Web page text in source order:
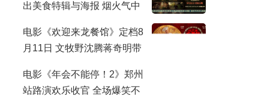
出美食特辑与海报 烟火气中
电影《欢迎来龙餐馆》定档8
月11日 文牧野沈腾蒋奇明带
电影《年会不能停！2》郑州
站路演欢乐收官 全场爆笑不